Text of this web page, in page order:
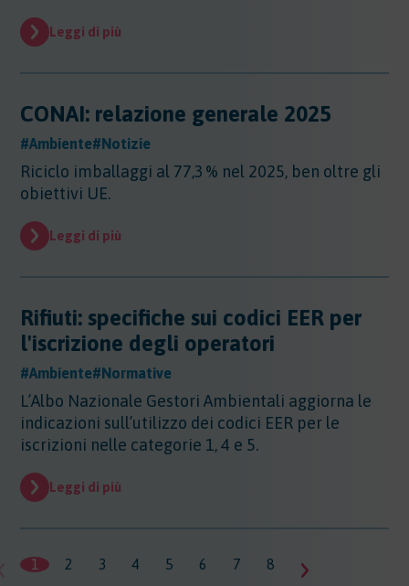
Leggi di più
CONAI: relazione generale 2025
#Ambiente#Notizie
Riciclo imballaggi al 77,3 % nel 2025, ben oltre gli
obiettivi UE.
Leggi di più
Rifiuti: specifiche sui codici EER per
l'iscrizione degli operatori
#Ambiente#Normative
L’Albo Nazionale Gestori Ambientali aggiorna le
indicazioni sull’utilizzo dei codici EER per le
iscrizioni nelle categorie 1, 4 e 5.
Leggi di più
1 2 3 4 5 6 7 8 9